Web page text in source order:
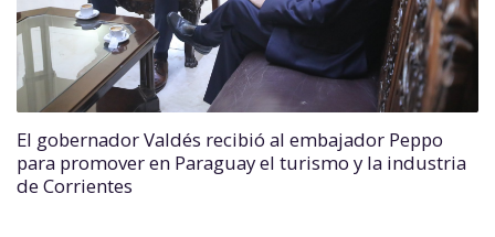
El gobernador Valdés recibió al embajador Peppo
para promover en Paraguay el turismo y la industria
de Corrientes